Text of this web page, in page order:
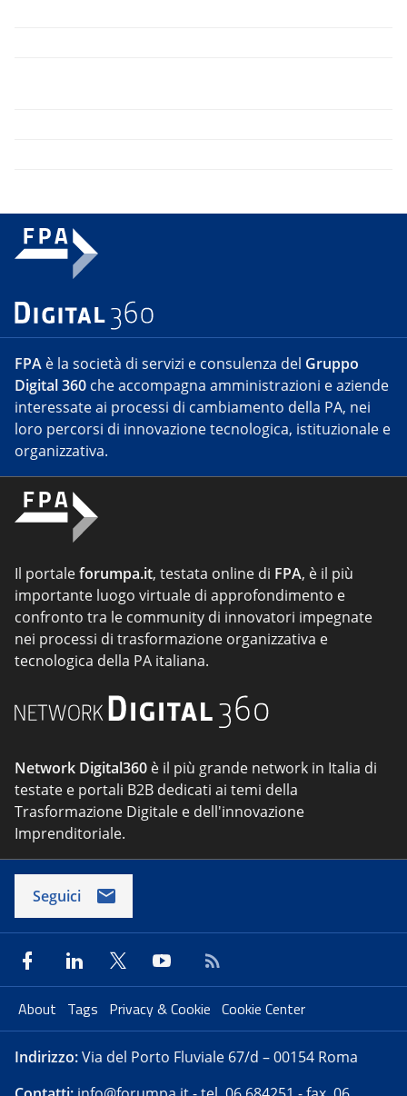
FPA è la società di servizi e consulenza del Gruppo
Digital 360 che accompagna amministrazioni e aziende
interessate ai processi di cambiamento della PA, nei
loro percorsi di innovazione tecnologica, istituzionale e
organizzativa.
Il portaleforumpa.it, testata online di FPA, è il più
importante luogo virtuale di approfondimento e
confronto tra le community di innovatori impegnate
nei processi di trasformazione organizzativa e
tecnologica della PA italiana.
Network Digital360 è il più grande network in Italia di
testate e portali B2B dedicati ai temi della
Trasformazione Digitale e dell'innovazione
Imprenditoriale.
Seguici
About Tags Privacy & Cookie Cookie Center
Indirizzo:Via del Porto Fluviale 67/d – 00154 Roma